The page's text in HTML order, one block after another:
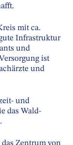
mit ca.
Infrastruktur
und
ist
und
und
das Wald-
Zentrum von